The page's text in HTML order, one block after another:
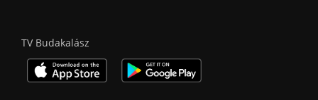
TV Budakalász